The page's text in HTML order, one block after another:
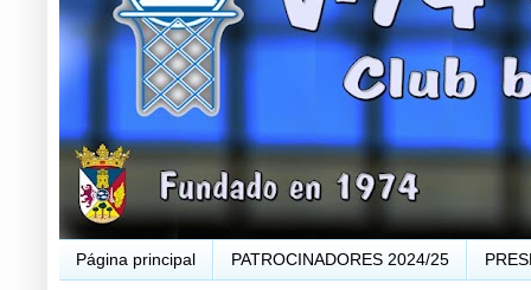
Página principal PATROCINADORES 2024/25